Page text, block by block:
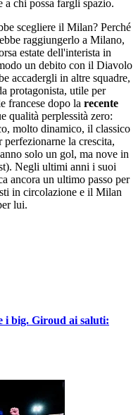
a chi possa fargli spazio.
scegliere il Milan? Perché
raggiungerlo a Milano,
estate dell'interista in
un debito con il Diavolo
accadergli in altre squadre,
protagonista, utile per
francese dopo la recente
qualità perplessità zero:
molto dinamico, il classico
la crescita,
solo un gol, ma nove in
Negli ultimi anni i suoi
ancora un ultimo passo per
in circolazione e il Milan
lui.
i big. Giroud ai saluti: